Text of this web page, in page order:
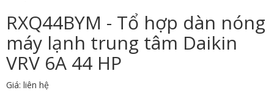
RXQ44BYM - Tổ hợp dàn nóng
máy lạnh trung tâm Daikin
VRV 6A 44 HP
Giá: liên hệ